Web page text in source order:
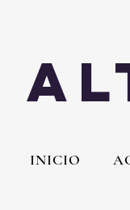
INICIO